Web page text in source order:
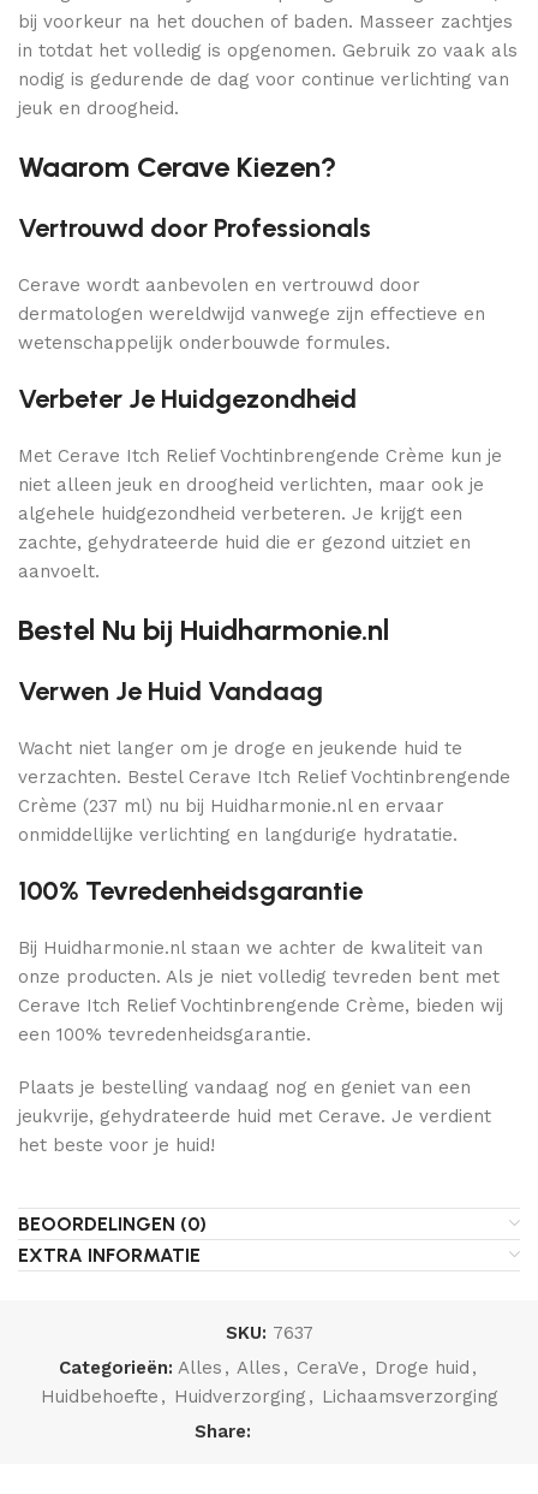
bij voorkeur na het douchen of baden. Masseer zachtjes
in totdat het volledig is opgenomen. Gebruik zo vaak als
nodig is gedurende de dag voor continue verlichting van
jeuk en droogheid.
Waarom Cerave Kiezen?
Vertrouwd door Professionals
Cerave wordt aanbevolen en vertrouwd door
dermatologen wereldwijd vanwege zijn effectieve en
wetenschappelijk onderbouwde formules.
Verbeter Je Huidgezondheid
Met Cerave Itch Relief Vochtinbrengende Crème kun je
niet alleen jeuk en droogheid verlichten, maar ook je
algehele huidgezondheid verbeteren. Je krijgt een
zachte, gehydrateerde huid die er gezond uitziet en
aanvoelt.
Bestel Nu bij Huidharmonie.nl
Verwen Je Huid Vandaag
Wacht niet langer om je droge en jeukende huid te
verzachten. Bestel Cerave Itch Relief Vochtinbrengende
Crème (237 ml) nu bij Huidharmonie.nl en ervaar
onmiddellijke verlichting en langdurige hydratatie.
100% Tevredenheidsgarantie
Bij Huidharmonie.nl staan we achter de kwaliteit van
onze producten. Als je niet volledig tevreden bent met
Cerave Itch Relief Vochtinbrengende Crème, bieden wij
een 100% tevredenheidsgarantie.
Plaats je bestelling vandaag nog en geniet van een
jeukvrije, gehydrateerde huid met Cerave. Je verdient
het beste voor je huid!
BEOORDELINGEN (0)
EXTRA INFORMATIE
SKU: 7637
Categorieën: Alles , Alles , CeraVe , Droge huid ,
Huidbehoefte , Huidverzorging , Lichaamsverzorging
Share: